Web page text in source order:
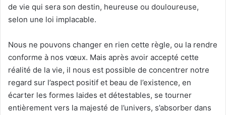
de vie qui sera son destin, heureuse ou douloureuse,
selon une loi implacable.
Nous ne pouvons changer en rien cette règle, ou la rendre
conforme à nos vœux. Mais après avoir accepté cette
réalité de la vie, il nous est possible de concentrer notre
regard sur l’aspect positif et beau de l’existence, en
écarter les formes laides et détestables, se tourner
entièrement vers la majesté de l’univers, s’absorber dans